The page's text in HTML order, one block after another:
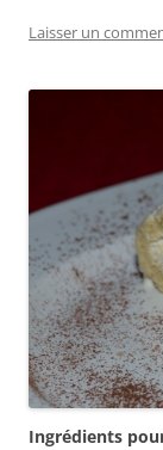
Laisser un
Ingrédients